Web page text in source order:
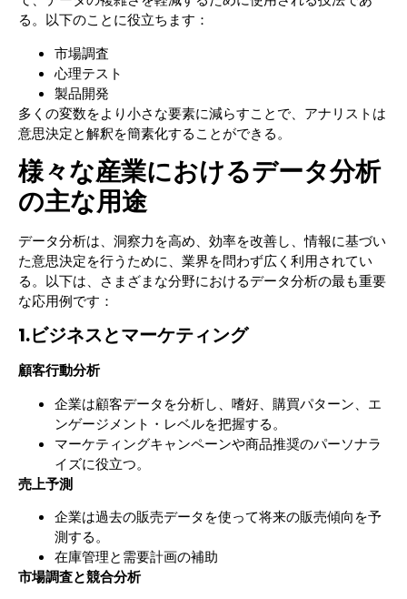
る。以下のことに役立ちます：
市場調査
心理テスト
製品開発
多くの変数をより小さな要素に減らすことで、アナリストは
意思決定と解釈を簡素化することができる。
様々な産業におけるデータ分析
の主な用途
データ分析は、洞察力を高め、効率を改善し、情報に基づい
た意思決定を行うために、業界を問わず広く利用されてい
る。以下は、さまざまな分野におけるデータ分析の最も重要
な応用例です：
1.ビジネスとマーケティング
顧客行動分析
企業は顧客データを分析し、嗜好、購買パターン、エ
ンゲージメント・レベルを把握する。
マーケティングキャンペーンや商品推奨のパーソナラ
イズに役立つ。
売上予測
企業は過去の販売データを使って将来の販売傾向を予
測する。
在庫管理と需要計画の補助
市場調査と競合分析